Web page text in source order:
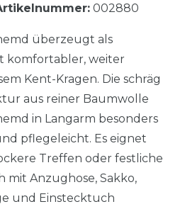
002880
überzeugt als
komfortabler, weiter
Kent-Kragen. Die schräg
aus reiner Baumwolle
in Langarm besonders
pflegeleicht. Es eignet
Treffen oder festliche
mit Anzughose, Sakko,
und Einstecktuch